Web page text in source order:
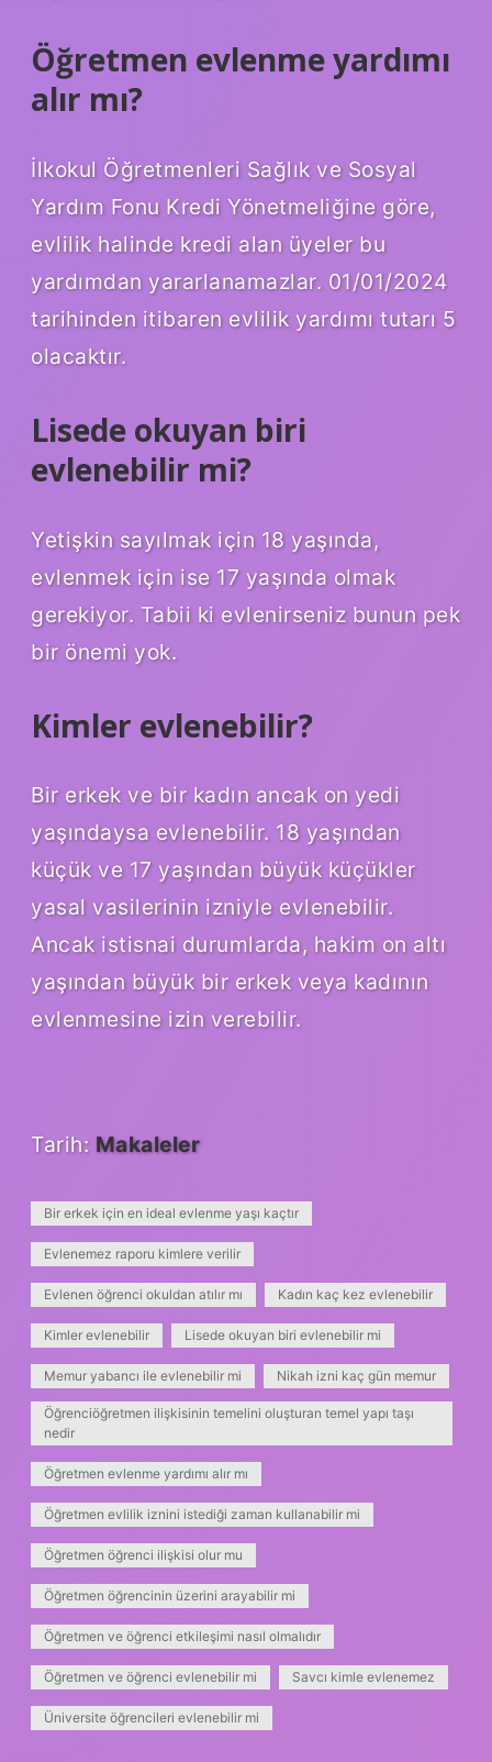
Öğretmen evlenme yardımı
alır mı?
İlkokul Öğretmenleri Sağlık ve Sosyal
Yardım Fonu Kredi Yönetmeliğine göre,
evlilik halinde kredi alan üyeler bu
yardımdan yararlanamazlar. 01/01/2024
tarihinden itibaren evlilik yardımı tutarı 5
olacaktır.
Lisede okuyan biri
evlenebilir mi?
Yetişkin sayılmak için 18 yaşında,
evlenmek için ise 17 yaşında olmak
gerekiyor. Tabii ki evlenirseniz bunun pek
bir önemi yok.
Kimler evlenebilir?
Bir erkek ve bir kadın ancak on yedi
yaşındaysa evlenebilir. 18 yaşından
küçük ve 17 yaşından büyük küçükler
yasal vasilerinin izniyle evlenebilir.
Ancak istisnai durumlarda, hakim on altı
yaşından büyük bir erkek veya kadının
evlenmesine izin verebilir.
Tarih: Makaleler
Bir erkek için en ideal evlenme yaşı kaçtır
Evlenemez raporu kimlere verilir
Evlenen öğrenci okuldan atılır mı Kadın kaç kez evlenebilir
Kimler evlenebilir Lisede okuyan biri evlenebilir mi
Memur yabancı ile evlenebilir mi Nikah izni kaç gün memur
Öğrenciöğretmen ilişkisinin temelini oluşturan temel yapı taşı
nedir
Öğretmen evlenme yardımı alır mı
Öğretmen evlilik iznini istediği zaman kullanabilir mi
Öğretmen öğrenci ilişkisi olur mu
Öğretmen öğrencinin üzerini arayabilir mi
Öğretmen ve öğrenci etkileşimi nasıl olmalıdır
Öğretmen ve öğrenci evlenebilir mi Savcı kimle evlenemez
Üniversite öğrencileri evlenebilir mi